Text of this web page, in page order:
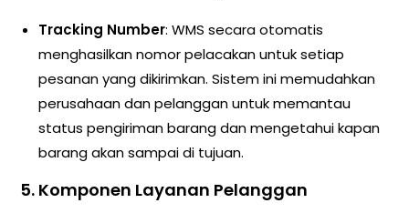
Tracking Number: WMS secara otomatis
menghasilkan nomor pelacakan untuk setiap
pesanan yang dikirimkan. Sistem ini memudahkan
perusahaan dan pelanggan untuk memantau
status pengiriman barang dan mengetahui kapan
barang akan sampai di tujuan.
5. Komponen Layanan Pelanggan